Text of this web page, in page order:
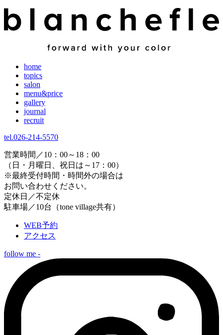
home
topics
salon
menu&price
gallery
journal
recruit
tel.026-214-5570
営業時間／10：00～18：00
（日・月曜日、祝日は～17：00）
※最終受付時間・時間外の場合は
お問い合わせください。
定休日／不定休
駐車場／10台（tone village共有）
WEB予約
アクセス
follow me -